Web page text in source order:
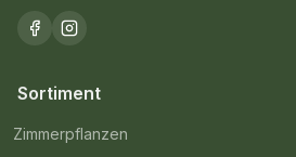
Sortiment
Zimmerpflanzen